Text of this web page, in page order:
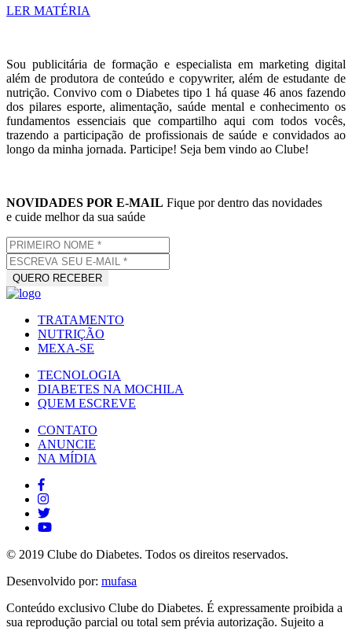
LER MATÉRIA
Sou publicitária de formação e especialista em marketing digital
além de produtora de conteúdo e copywriter, além de estudante de
nutrição. Convivo com o Diabetes tipo 1 há quase 46 anos fazendo
dos pilares esporte, alimentação, saúde mental e conhecimento os
fundamentos essenciais que compartilho aqui com todos vocês,
trazendo a participação de profissionais de saúde e convidados ao
longo da minha jornada. Participe! Seja bem vindo ao Clube!
NOVIDADES POR E-MAIL Fique por dentro das novidades
e cuide melhor da sua saúde
TRATAMENTO
NUTRIÇÃO
MEXA-SE
TECNOLOGIA
DIABETES NA MOCHILA
QUEM ESCREVE
CONTATO
ANUNCIE
NA MÍDIA
© 2019 Clube do Diabetes. Todos os direitos reservados.
Desenvolvido por: mufasa
Conteúdo exclusivo Clube do Diabetes. É expressamente proibida a
sua reprodução parcial ou total sem prévia autorização. Sujeito a